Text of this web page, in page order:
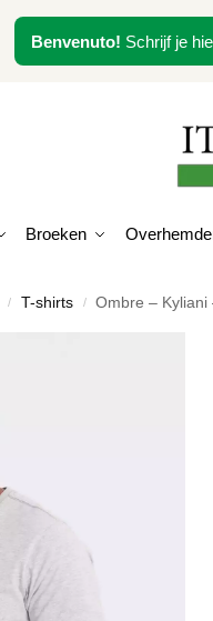
Benvenuto! Schrijf je
Broeken
/ T-shirts / Ombre – Kyliani